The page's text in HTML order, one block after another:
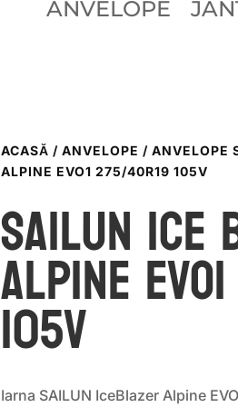
ANVELOPE
ACASĂ / ANVELOPE / ANVELOPE
ALPINE EVO1 275/40R19 105V
Sailun ICE
ALPINE
105V
Iarna SAILUN IceBlazer Alpine